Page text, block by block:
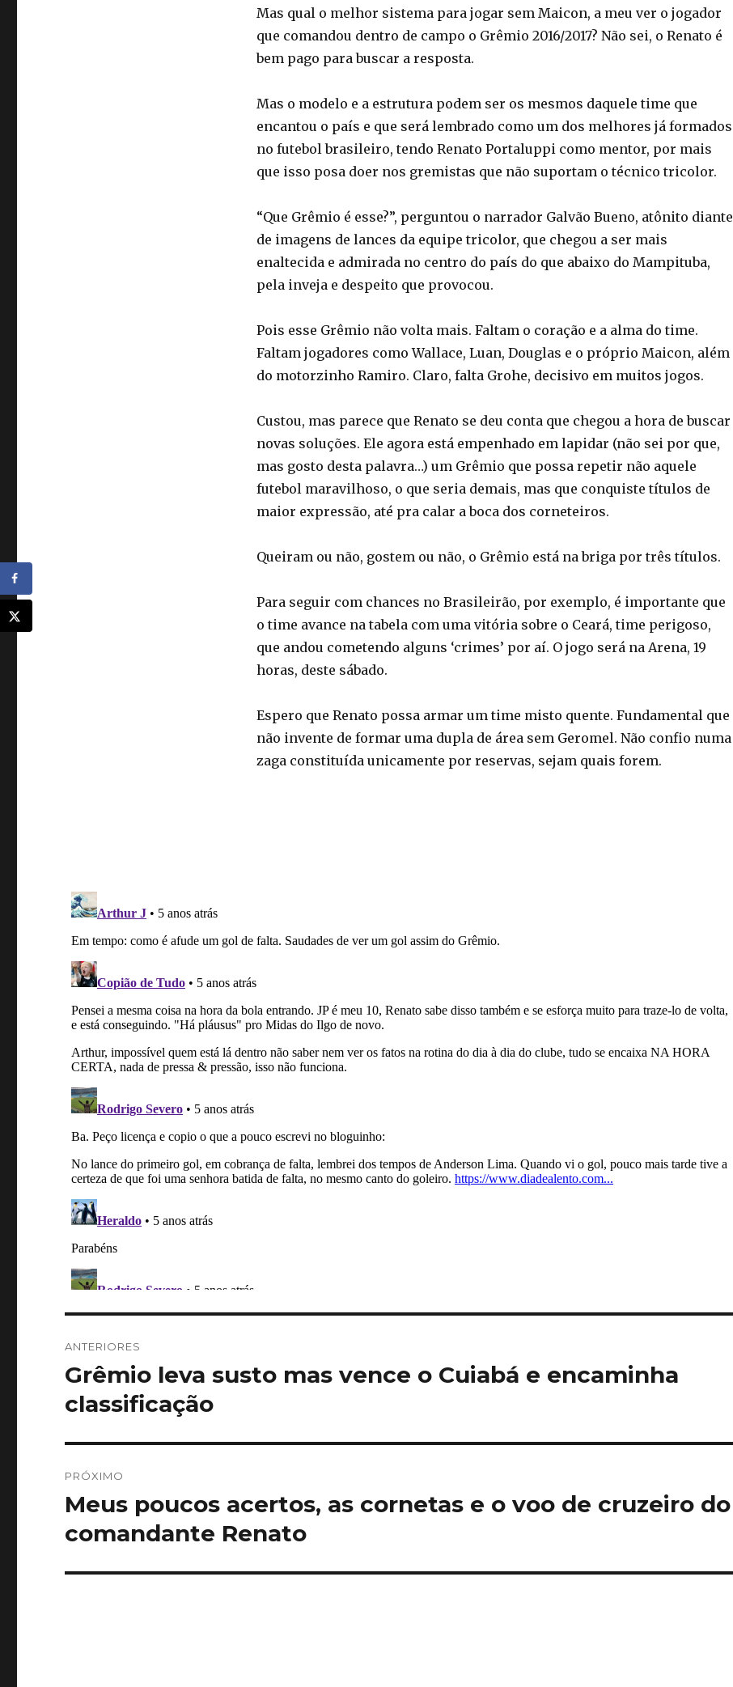
Mas qual o melhor sistema para jogar sem Maicon, a meu ver o jogador
que comandou dentro de campo o Grêmio 2016/2017? Não sei, o Renato é
bem pago para buscar a resposta.
Mas o modelo e a estrutura podem ser os mesmos daquele time que
encantou o país e que será lembrado como um dos melhores já formados
no futebol brasileiro, tendo Renato Portaluppi como mentor, por mais
que isso posa doer nos gremistas que não suportam o técnico tricolor.
“Que Grêmio é esse?”, perguntou o narrador Galvão Bueno, atônito diante
de imagens de lances da equipe tricolor, que chegou a ser mais
enaltecida e admirada no centro do país do que abaixo do Mampituba,
pela inveja e despeito que provocou.
Pois esse Grêmio não volta mais. Faltam o coração e a alma do time.
Faltam jogadores como Wallace, Luan, Douglas e o próprio Maicon, além
do motorzinho Ramiro. Claro, falta Grohe, decisivo em muitos jogos.
Custou, mas parece que Renato se deu conta que chegou a hora de buscar
novas soluções. Ele agora está empenhado em lapidar (não sei por que,
mas gosto desta palavra…) um Grêmio que possa repetir não aquele
futebol maravilhoso, o que seria demais, mas que conquiste títulos de
maior expressão, até pra calar a boca dos corneteiros.
Queiram ou não, gostem ou não, o Grêmio está na briga por três títulos.
Para seguir com chances no Brasileirão, por exemplo, é importante que
o time avance na tabela com uma vitória sobre o Ceará, time perigoso,
que andou cometendo alguns ‘crimes’ por aí. O jogo será na Arena, 19
horas, deste sábado.
Espero que Renato possa armar um time misto quente. Fundamental que
não invente de formar uma dupla de área sem Geromel. Não confio numa
zaga constituída unicamente por reservas, sejam quais forem.
de
Post
ANTERIORES
Post
anterior:
Grêmio leva susto mas vence o Cuiabá e encaminha
classificação
PRÓXIMO
Próximo
Meus poucos acertos, as cornetas e o voo de cruzeiro do
comandante Renato